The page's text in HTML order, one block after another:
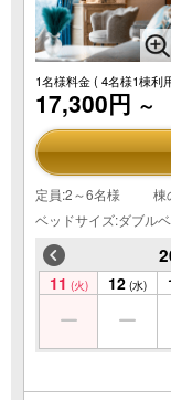
1名様料金( 4名様1棟利
17,300円 ～
定員:2～6名様 棟
ベッドサイズ:ダブル
11 (火) 12 (水)